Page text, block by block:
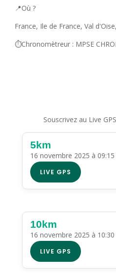
📍Où ?
France, Ile de France, Val
⏱️Chronomètreur : MPSE
Souscrivez au Live
5km
16 novembre 2025 à 09:15
LIVE GPS
10km
16 novembre 2025 à 10:30
LIVE GPS